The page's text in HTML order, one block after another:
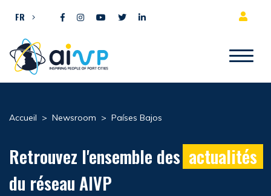
FR
Accueil > Newsroom > Países Bajos
Retrouvez l'ensemble des actualités
du réseau AIVP